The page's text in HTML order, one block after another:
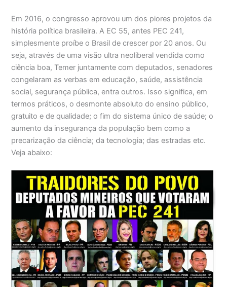
Em 2016, o congresso aprovou um dos piores projetos da
história política brasileira. A EC 55, antes PEC 241,
simplesmente proíbe o Brasil de crescer por 20 anos. Ou
seja, através de uma visão ultra neoliberal vendida como
ciência boa, Temer juntamente com deputados, senadores
congelaram as verbas em educação, saúde, assistência
social, segurança pública, entra outros. Isso significa, em
termos práticos, o desmonte absoluto do ensino público,
gratuito e de qualidade; o fim do sistema único de saúde; o
aumento da insegurança da população bem como a
precarização da ciência; da tecnologia; das estradas etc.
Veja abaixo: